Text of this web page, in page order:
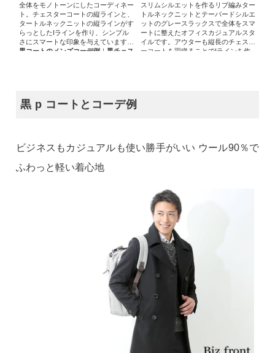
全体をモノトーンにしたコーディネー
ト。チェスターコートの縦ラインと、
タートルネックニットの縦ラインがす
らっとしたIラインを作り、シンプル
さにスマートな印象を与えています。
黒コートのメンズコーデ例｜ 黒チェス
スリムシルエットを作るリブ編みター
トルネックニットとテーパードシルエ
ットのグレースラックスで全体をスマ
ートに整えたオフィスカジュアルスタ
イルです。アウターも縦長のチェスタ
ーコートを羽織ることでIラインを作
黒 p コートとコーデ例
ビジネスもカジュアルも使い勝手がいい ウール90％で
ふわっと軽い着心地